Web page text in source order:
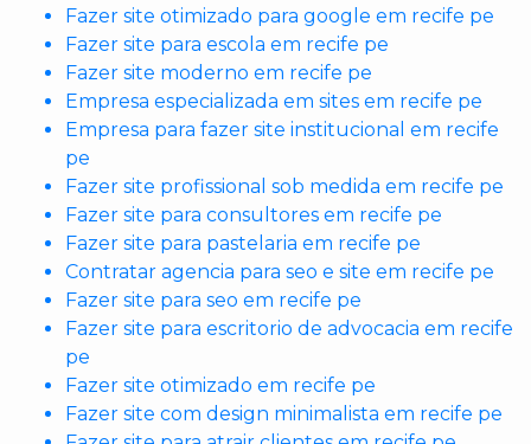
Fazer site otimizado para google em recife pe
Fazer site para escola em recife pe
Fazer site moderno em recife pe
Empresa especializada em sites em recife pe
Empresa para fazer site institucional em recife
pe
Fazer site profissional sob medida em recife pe
Fazer site para consultores em recife pe
Fazer site para pastelaria em recife pe
Contratar agencia para seo e site em recife pe
Fazer site para seo em recife pe
Fazer site para escritorio de advocacia em recife
pe
Fazer site otimizado em recife pe
Fazer site com design minimalista em recife pe